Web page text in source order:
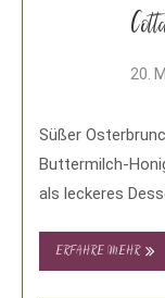
20.
Süßer
Buttermilch-
als leckeres
ERFAHRE MEHR